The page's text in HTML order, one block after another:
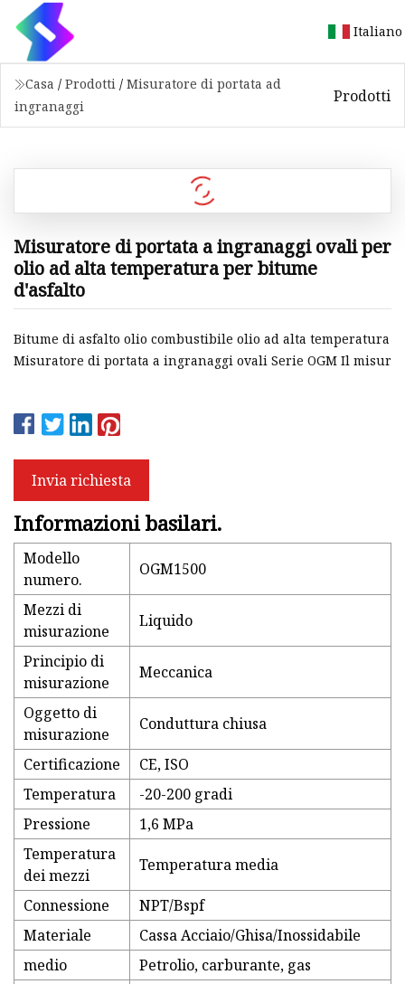
Italiano
Casa / Prodotti / Misuratore di portata ad
ingranaggi
Prodotti
Misuratore di portata a ingranaggi ovali per
olio ad alta temperatura per bitume
d'asfalto
Bitume di asfalto olio combustibile olio ad alta temperatura
Misuratore di portata a ingranaggi ovali Serie OGM Il misur
Invia richiesta
Informazioni basilari.
Modello
numero.
OGM1500
Mezzi di
misurazione
Liquido
Principio di
misurazione
Meccanica
Oggetto di
misurazione
Conduttura chiusa
Certificazione
CE, ISO
Temperatura
-20-200 gradi
Pressione
1,6 MPa
Temperatura
dei mezzi
Temperatura media
Connessione
NPT/Bspf
Materiale
Cassa Acciaio/Ghisa/Inossidabile
medio
Petrolio, carburante, gas